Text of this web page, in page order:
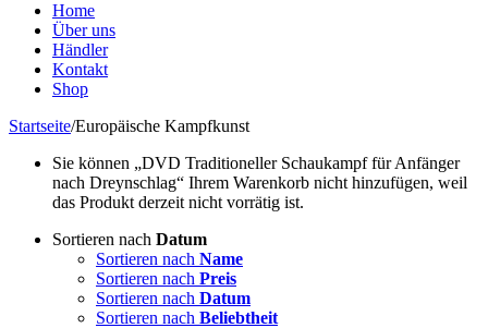
Home
Über uns
Händler
Kontakt
Shop
Startseite/Europäische Kampfkunst
Sie können „DVD Traditioneller Schaukampf für Anfänger
nach Dreynschlag“ Ihrem Warenkorb nicht hinzufügen, weil
das Produkt derzeit nicht vorrätig ist.
Sortieren nach Datum
Sortieren nach Name
Sortieren nach Preis
Sortieren nach Datum
Sortieren nach Beliebtheit